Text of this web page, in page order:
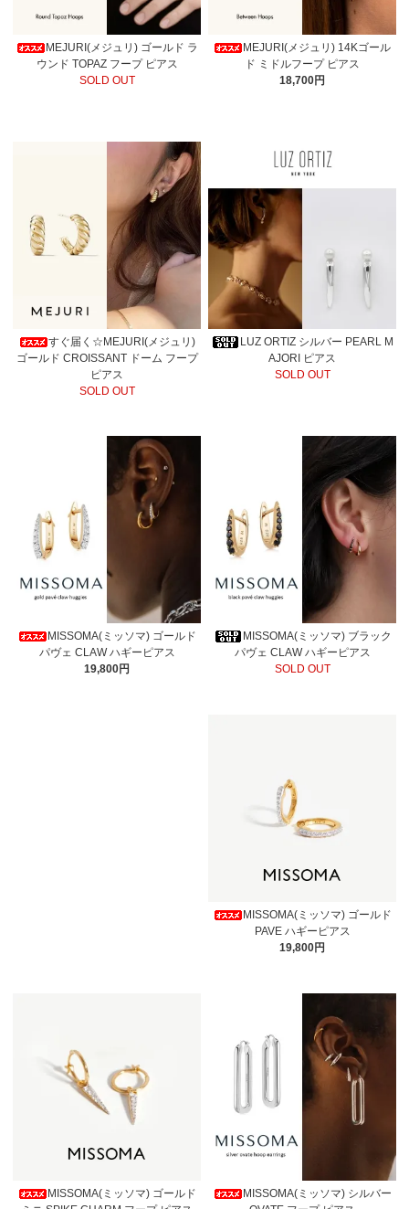
MEJURI(メジュリ) ゴールド ラ
ウンド TOPAZ フープ ピアス
SOLD OUT
MEJURI(メジュリ) 14Kゴール
ド ミドルフープ ピアス
18,700円
すぐ届く☆MEJURI(メジュリ)
ゴールド CROISSANT ドーム フープ
ピアス
SOLD OUT
LUZ ORTIZ シルバー PEARL M
AJORI ピアス
SOLD OUT
MISSOMA(ミッソマ) ゴールド
パヴェ CLAW ハギーピアス
19,800円
MISSOMA(ミッソマ) ブラック
パヴェ CLAW ハギーピアス
SOLD OUT
MISSOMA(ミッソマ) ゴールド
PAVE ハギーピアス
19,800円
MISSOMA(ミッソマ) ゴールド
MISSOMA(ミッソマ) シルバー